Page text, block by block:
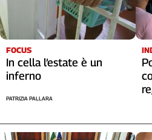
FOCUS
In cella l’estate è un
inferno
PATRIZIA PALLARA